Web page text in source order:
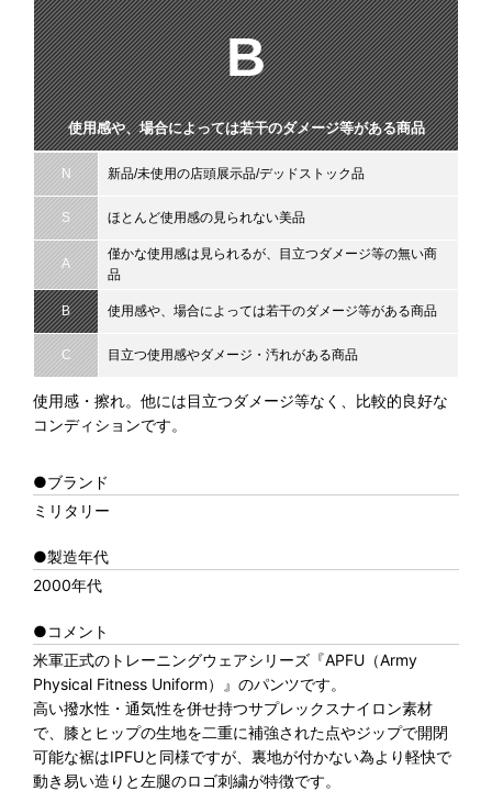
B
使用感や、場合によっては若干のダメージ等がある商品
N 新品/未使用の店頭展示品/デッドストック品
S ほとんど使用感の見られない美品
A
僅かな使用感は見られるが、目立つダメージ等の無い商
品
B 使用感や、場合によっては若干のダメージ等がある商品
C 目立つ使用感やダメージ・汚れがある商品
使用感・擦れ。他には目立つダメージ等なく、比較的良好な
コンディションです。
●ブランド
ミリタリー
●製造年代
2000年代
●コメント
米軍正式のトレーニングウェアシリーズ『APFU（Army
Physical Fitness Uniform）』のパンツです。
高い撥水性・通気性を併せ持つサプレックスナイロン素材
で、膝とヒップの生地を二重に補強された点やジップで開閉
可能な裾はIPFUと同様ですが、裏地が付かない為より軽快で
動き易い造りと左腿のロゴ刺繍が特徴です。